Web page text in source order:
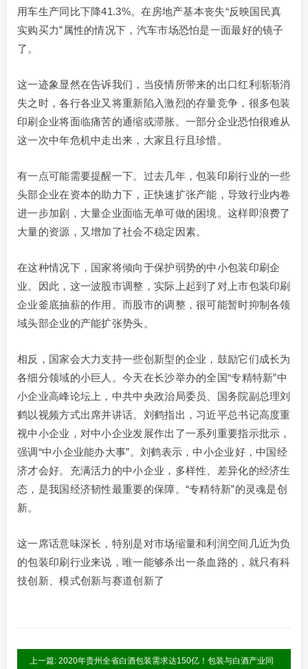
用车生产同比下降41.3%。在房地产基本丧失“反映国民真
实购买力”属性的情况下，汽车市场恐怕是一面最好的镜子
了。
这一迹象显然在告诉我们，当疫情所带来的出口红利渐渐消
失之时，各行各业又将重新陷入激烈的存量竞争，很多包装
印刷企业将面临痛苦的通缩或滞胀。一部分企业恐怕很难从
这一次中年危机中走出来，大家且行且珍惜。
有一点可能需要提醒一下。过去几年，包装印刷行业的一些
头部企业在资本的助力下，正快速扩张产能，导致行业内卷
进一步加剧，大量企业面临无单可做的困境。这样即浪费了
大量的资源，又增加了社会不稳定因素。
在这种情况下，国家将倾向于保护弱势的中小包装印刷企
业。因此，这一波股市调整，实际上起到了对上市包装印刷
企业釜底抽薪的作用。而股市的调整，很可能暂时抑制各领
域头部企业的产能扩张势头。
相反，国家会大力支持一些创新型的企业，鼓励它们成长为
各细分领域的小巨人。今天在长沙举办的全国“专精特新”中
小企业高峰论坛上，中共中央政治局委员、国务院副总理刘
鹤以视频方式出席并讲话。刘鹤指出，习近平总书记高度重
视中小企业，对中小企业发展作出了一系列重要指示批示，
强调“中小企业能办大事”。刘鹤表示，中小企业好，中国经
济才会好。充满活力的中小企业，多样性、差异化的经济生
态，是我国经济韧性最重要的保障。“专精特新”的灵魂是创
新。
这一席话意味深长，特别是对市场缩量和利润空间几近为负
的包装印刷行业来说，唯一能够杀出一条血路的，就只有科
技创新、模式创新与赛道创新了
上一篇: 2020年贵州全省白酒包装需求达150亿！包装与白酒产业同